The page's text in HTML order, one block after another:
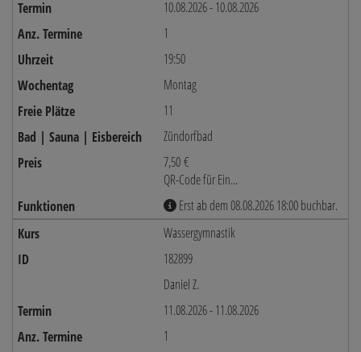
10.08.2026 - 10.08.2026
1
19:50
Montag
11
Zündorfbad
7,50 €
QR-Code für Ein...
Erst ab dem 08.08.2026 18:00 buchbar.
Wassergymnastik
182899
Daniel Z.
11.08.2026 - 11.08.2026
1